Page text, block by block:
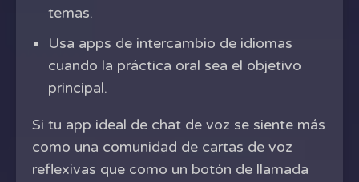
temas.
Usa apps de intercambio de idiomas
cuando la práctica oral sea el objetivo
principal.
Si tu app ideal de chat de voz se siente más
como una comunidad de cartas de voz
reflexivas que como un botón de llamada